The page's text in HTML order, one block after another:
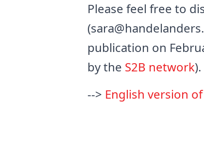
Please feel free to
publication on
by the S2B network).
--> English version